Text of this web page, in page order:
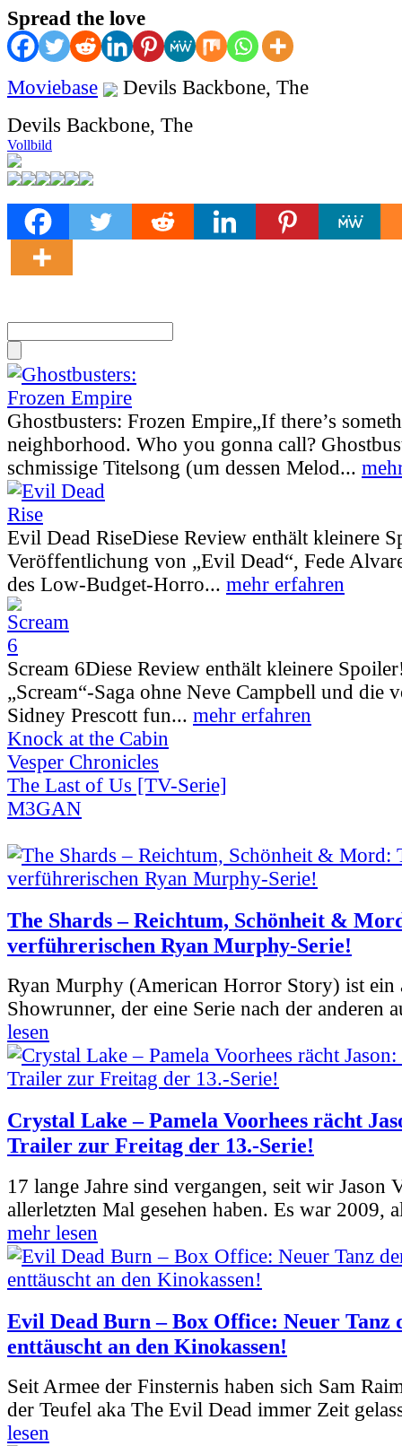
Spread the love
Moviebase
Devils Backbone, The
Devils Backbone, The
Vollbild
Ghostbusters: Frozen Empire„If there’s
neighborhood. Who you gonna call?
schmissige Titelsong (um dessen Melod...
Evil Dead RiseDiese Review enthält kleinere
Veröffentlichung von „Evil Dead“, Fede
des Low-Budget-Horro... mehr erfahren
Scream 6Diese Review enthält kleinere
„Scream“-Saga ohne Neve Campbell und die
Sidney Prescott fun... mehr erfahren
Knock at the Cabin
Vesper Chronicles
The Last of Us [TV-Serie]
M3GAN
The Shards – Reichtum, Schönheit &
verführerischen Ryan Murphy-Serie!
Ryan Murphy (American Horror Story) ist ein
Showrunner, der eine Serie nach der anderen
lesen
Crystal Lake – Pamela Voorhees rächt
Trailer zur Freitag der 13.-Serie!
17 lange Jahre sind vergangen, seit wir Jason
allerletzten Mal gesehen haben. Es war 2009,
mehr lesen
Evil Dead Burn – Box Office: Neuer Tanz
enttäuscht an den Kinokassen!
Seit Armee der Finsternis haben sich Sam
der Teufel aka The Evil Dead immer Zeit
lesen